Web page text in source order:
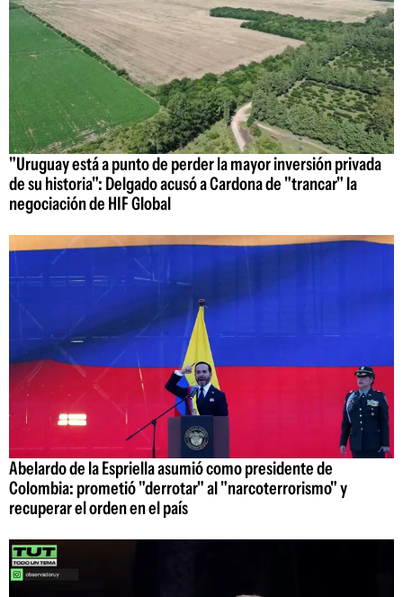
"Uruguay está a punto de perder la mayor inversión privada
de su historia": Delgado acusó a Cardona de "trancar" la
negociación de HIF Global
Abelardo de la Espriella asumió como presidente de
Colombia: prometió "derrotar" al "narcoterrorismo" y
recuperar el orden en el país